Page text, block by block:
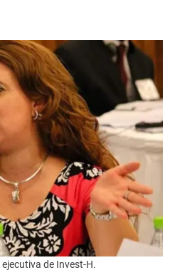
de Invest-H.